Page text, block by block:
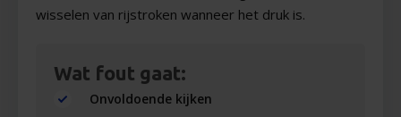
wisselen van rijstroken wanneer het druk is.
Wat fout gaat:
Onvoldoende kijken